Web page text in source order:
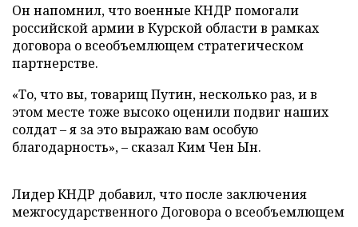
Он напомнил, что военные КНДР помогали
российской армии в Курской области в рамках
договора о всеобъемлющем стратегическом
партнерстве.
«То, что вы, товарищ Путин, несколько раз, и в
этом месте тоже высоко оценили подвиг наших
солдат – я за это выражаю вам особую
благодарность», – сказал Ким Чен Ын.
Лидер КНДР добавил, что после заключения
межгосударственного Договора о всеобъемлющем